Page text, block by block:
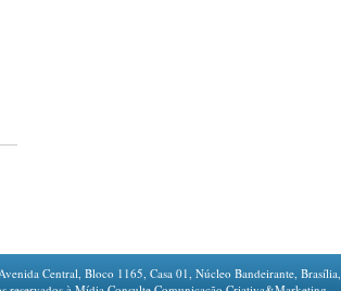
Daniel Pallares - CNTP - Panamá
Boris Guerrero - CONUTT - Chile
Central, Bloco 1165, Casa 01, Núcleo Bandeirante, Brasília,